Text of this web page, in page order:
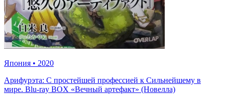
Япония • 2020
Арифурэта: С простейшей профессией к Сильнейшему в
мире. Blu-ray BOX «Вечный артефакт» (Новелла)